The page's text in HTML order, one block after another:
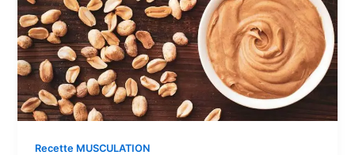
Recette MUSCULATION